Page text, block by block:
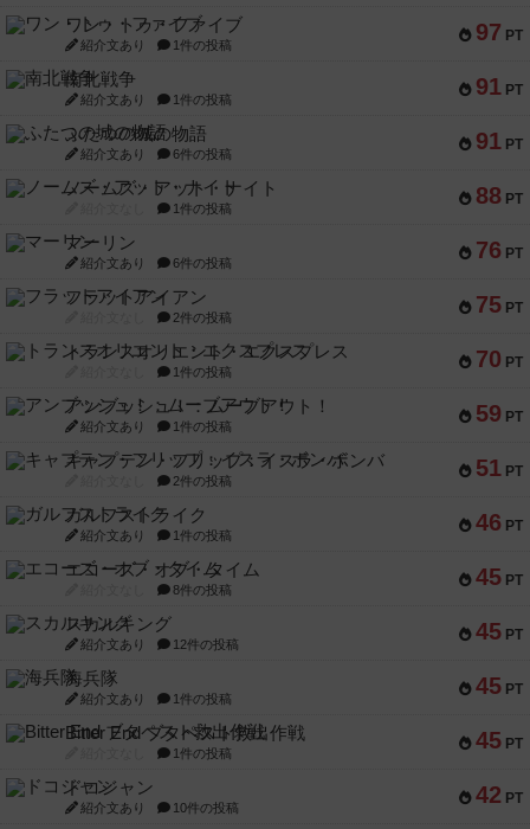
97 PT
ワン・トゥ・ファイブ
紹介文あり 1件の投稿
91 PT
南北戦争
紹介文あり 1件の投稿
91 PT
ふたつの城の物語
紹介文あり 6件の投稿
88 PT
ノームズ・アット・ナイト
1件の投稿
76 PT
マーリン
紹介文あり 6件の投稿
75 PT
フラットアイアン
2件の投稿
70 PT
トランスオリエント・エクスプレス
1件の投稿
59 PT
アンブッシュ！：ムーブアウト！
紹介文あり 1件の投稿
51 PT
キャプテン・フリップ：イスラ・ボンバ
2件の投稿
46 PT
ガルフストライク
紹介文あり 1件の投稿
45 PT
エコーズ・オブ・タイム
8件の投稿
45 PT
スカルキング
紹介文あり 12件の投稿
45 PT
海兵隊
紹介文あり 1件の投稿
45 PT
Bitter End ブタペスト救出作戦
1件の投稿
42 PT
ドコジャン
紹介文あり 10件の投稿